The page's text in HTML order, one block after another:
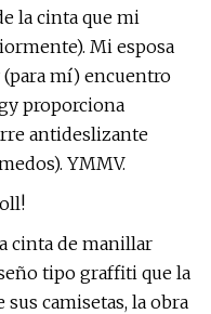
la cinta que mi
Mi esposa
mí) encuentro
proporciona
antideslizante
YMMV.
cinta de manillar
tipo graffiti que la
camisetas, la obra